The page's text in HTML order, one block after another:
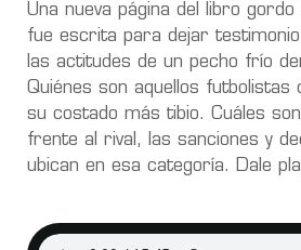
Una nueva página del libro gordo
fue escrita para dejar
las actitudes de un pecho frío
Quiénes son aquellos futbolistas
su costado más tibio. Cuáles
frente al rival, las sanciones y
ubican en esa categoría. Dale